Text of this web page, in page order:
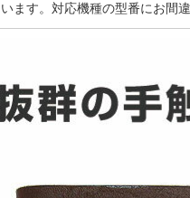
います。対応機種の型番にお間